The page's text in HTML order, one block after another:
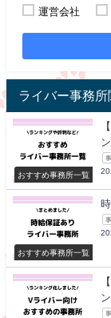
運営会社
ライバー事務
おすすめ事務所一覧
おすすめ事務所一覧